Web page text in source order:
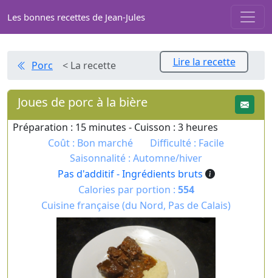
Les bonnes recettes de Jean-Jules
Lire la recette
Porc < La recette
Joues de porc à la bière
Préparation : 15 minutes - Cuisson : 3 heures
Coût : Bon marché
Difficulté : Facile
Saisonnalité : Automne/hiver
Pas d'additif - Ingrédients bruts
Calories par portion : 554
Cuisine française (du Nord, Pas de Calais)